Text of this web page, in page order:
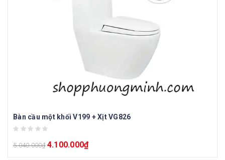
Bàn cầu một khối V199 + Xịt VG826
5.040.000₫ 4.100.000₫